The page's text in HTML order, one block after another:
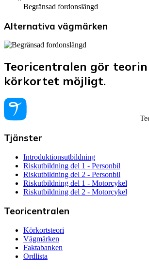
Begränsad fordonslängd
Alternativa vägmärken
Teoricentralen gör teorin
körkortet möjligt.
Tjänster
Introduktionsutbildning
Riskutbildning del 1 - Personbil
Riskutbildning del 2 - Personbil
Riskutbildning del 1 - Motorcykel
Riskutbildning del 2 - Motorcykel
Teoricentralen
Körkortsteori
Vägmärken
Faktabanken
Ordlista